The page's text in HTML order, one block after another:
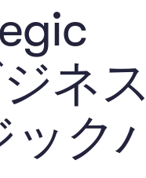
ネ
ック